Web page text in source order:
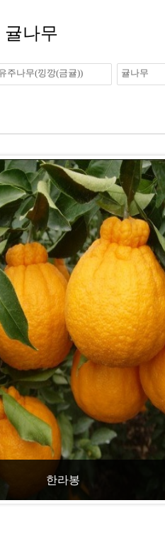
귤나무
주나무(낑깡(금귤)) 귤나무
한라봉